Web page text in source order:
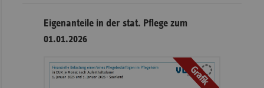
Eigenanteile in der stat. Pflege zum
01.01.2026
Grafik